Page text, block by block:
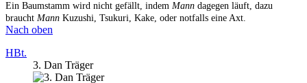
Ein Baumstamm wird nicht gefällt, indem Mann dagegen läuft, dazu
braucht Mann Kuzushi, Tsukuri, Kake, oder notfalls eine Axt.
Nach oben
HBt.
3. Dan Träger